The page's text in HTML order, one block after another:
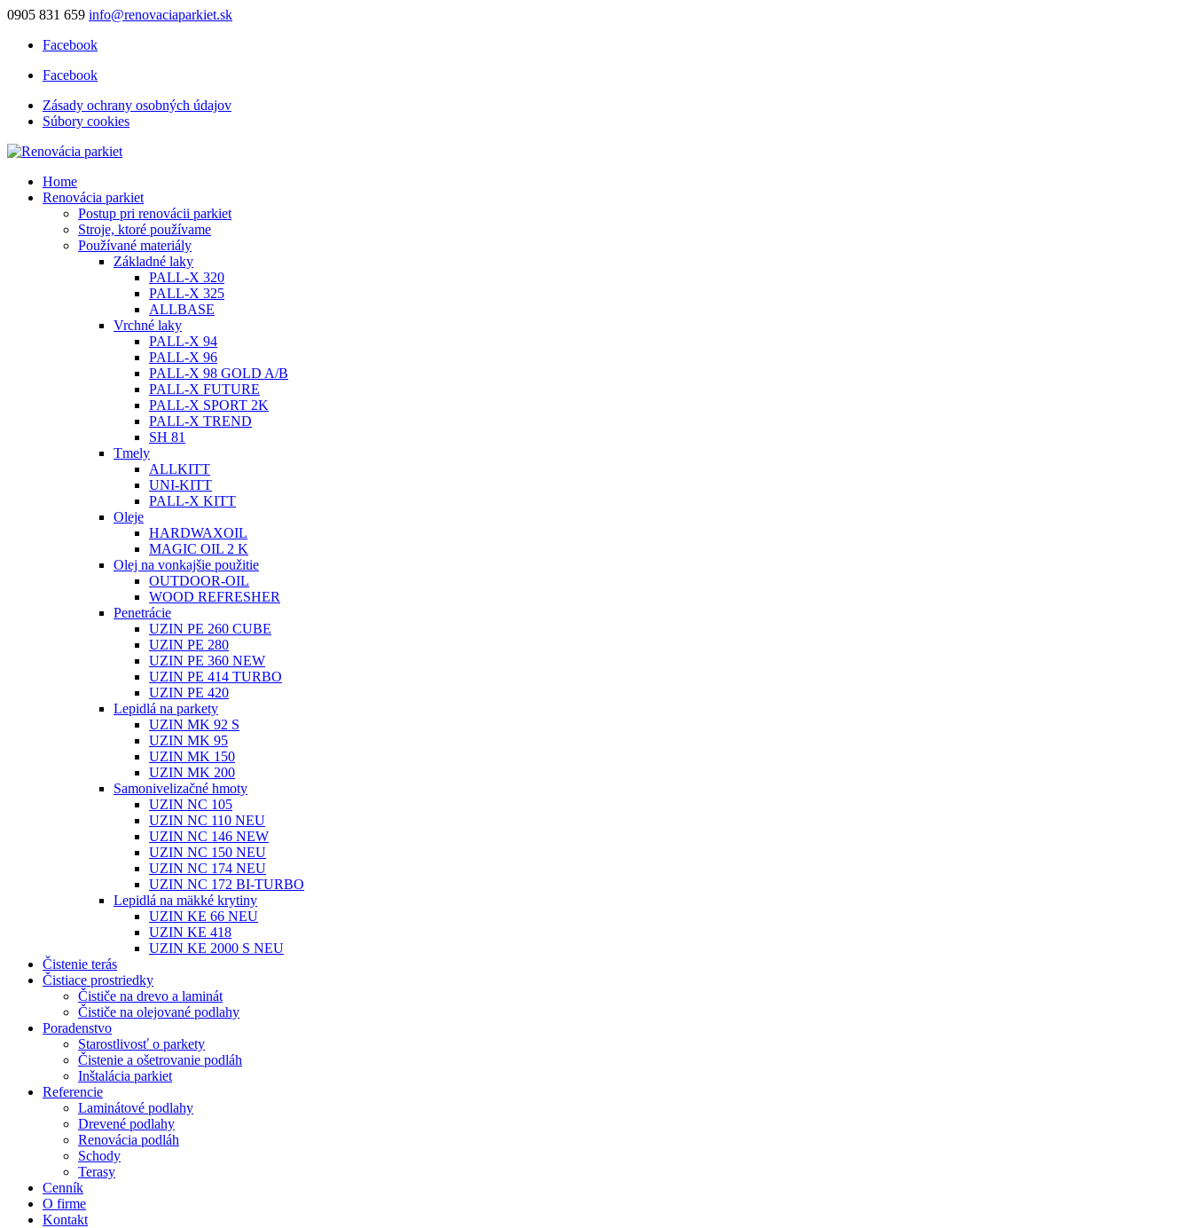
0905 831 659 info@renovaciaparkiet.sk
Facebook
Facebook
Zásady ochrany osobných údajov
Súbory cookies
Home
Renovácia parkiet
Postup pri renovácii parkiet
Stroje, ktoré používame
Používané materiály
Základné laky
PALL-X 320
PALL-X 325
ALLBASE
Vrchné laky
PALL-X 94
PALL-X 96
PALL-X 98 GOLD A/B
PALL-X FUTURE
PALL-X SPORT 2K
PALL-X TREND
SH 81
Tmely
ALLKITT
UNI-KITT
PALL-X KITT
Oleje
HARDWAXOIL
MAGIC OIL 2 K
Olej na vonkajšie použitie
OUTDOOR-OIL
WOOD REFRESHER
Penetrácie
UZIN PE 260 CUBE
UZIN PE 280
UZIN PE 360 NEW
UZIN PE 414 TURBO
UZIN PE 420
Lepidlá na parkety
UZIN MK 92 S
UZIN MK 95
UZIN MK 150
UZIN MK 200
Samonivelizačné hmoty
UZIN NC 105
UZIN NC 110 NEU
UZIN NC 146 NEW
UZIN NC 150 NEU
UZIN NC 174 NEU
UZIN NC 172 BI-TURBO
Lepidlá na mäkké krytiny
UZIN KE 66 NEU
UZIN KE 418
UZIN KE 2000 S NEU
Čistenie terás
Čistiace prostriedky
Čističe na drevo a laminát
Čističe na olejované podlahy
Poradenstvo
Starostlivosť o parkety
Čistenie a ošetrovanie podláh
Inštalácia parkiet
Referencie
Laminátové podlahy
Drevené podlahy
Renovácia podláh
Schody
Terasy
Cenník
O firme
Kontakt